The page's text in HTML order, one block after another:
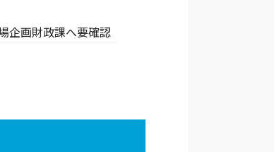
企画財政課へ要確認